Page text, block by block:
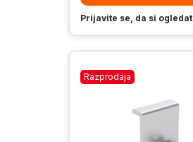
Prijavite se, da si
Razprodaja